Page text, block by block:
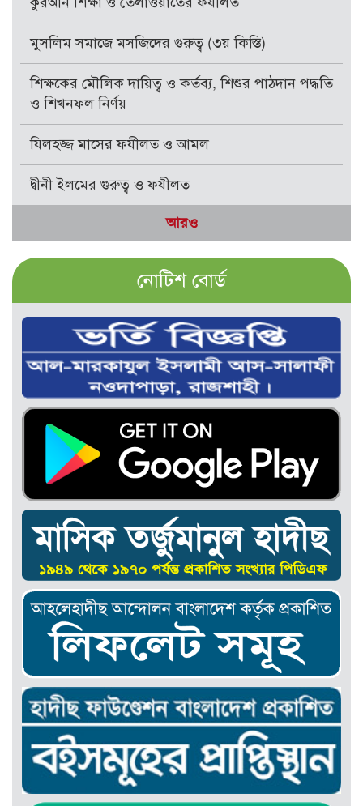
মুসলিম সমাজে মসজিদের গুরুত্ব (৩য় কিস্তি)
শিক্ষকের মৌলিক দায়িত্ব ও কর্তব্য, শিশুর পাঠদান পদ্ধতি
ও শিখনফল নির্ণয়
যিলহজ্জ মাসের ফযীলত ও আমল
দ্বীনী ইলমের গুরুত্ব ও ফযীলত
আরও
নোটিশ বোর্ড